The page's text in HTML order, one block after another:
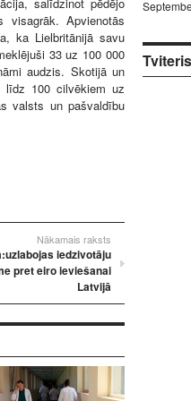
Apvienotās
ka Lielbritānijā savu
33 uz 100 000
audzis. Skotijā un
līdz 100 cilvēkiem uz
valsts un pašvaldību
Nākamais raksts
iedzivotāju
pret eiro ieviešanai
Latvijā
Tviteris